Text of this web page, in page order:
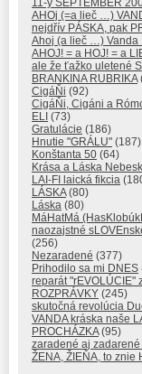
11-y SEPTEMBER
AHOj (=a lieč …)
nejdřív PÁSKA, pak
Ahoj (a lieč …) Vanda
AHOJ! = a HOJ! = a
ale že ťažko uletené
BRANKINA RUBRIKA
CigáŇi (92)
CigáŇi, Cigáni a
ELI (73)
Gratulácie (186)
Hnutie "GRÁLU" (187)
Konštanta 50 (64)
Krása a Láska
LAI-FI laická fikcia
LÁSKA(80)
Láska (80)
MáHatMá
naozajstné
(256)
Nezaradené (377)
Prihodilo sa mi DNES
reparát "rEVOLÚCIE"
ROZPRÁVKY (245)
skutočná revolúcia
VANDA kráska naše
PROCHÁZKA(95)
zaradené aj zadarené
ŽENA, ŽIEŇA, to znie